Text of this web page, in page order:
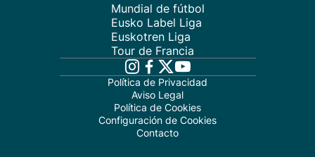
Mundial de fútbol
Eusko Label Liga
Euskotren Liga
Tour de Francia
Política de Privacidad
Aviso Legal
Política de Cookies
Configuración de Cookies
Contacto